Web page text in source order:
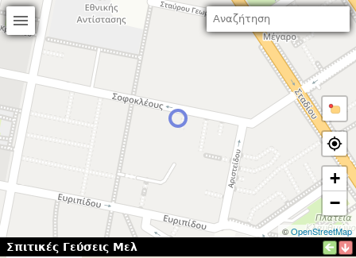
+
−
©OpenStreetMap
Σπιτικές Γεύσεις Μελ